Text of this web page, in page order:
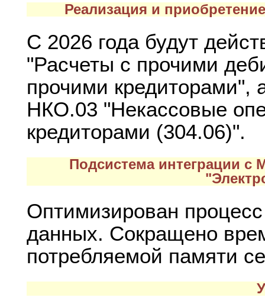
Реализация и
С 2026 года будут
"Расчеты с прочими
прочими кредиторами",
НКО.03 "Некассовые
кредиторами (304.06)".
Подсистема интеграции
Оптимизирован
данных. Сокращено
потребляемой памяти